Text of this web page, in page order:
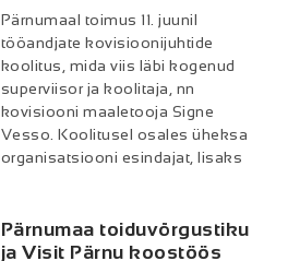
Pärnumaal toimus 11. juunil
tööandjate kovisioonijuhtide
koolitus, mida viis läbi kogenud
superviisor ja koolitaja, nn
kovisiooni maaletooja Signe
Vesso. Koolitusel osales üheksa
organisatsiooni esindajat, lisaks
Pärnumaa toiduvõrgustiku
ja Visit Pärnu koostöös